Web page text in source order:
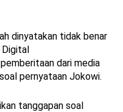
dinyatakan tidak benar
Digital
dari media
pernyataan Jokowi.
tanggapan soal